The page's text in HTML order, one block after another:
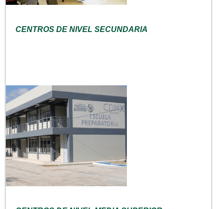
CENTROS DE NIVEL SECUNDARIA